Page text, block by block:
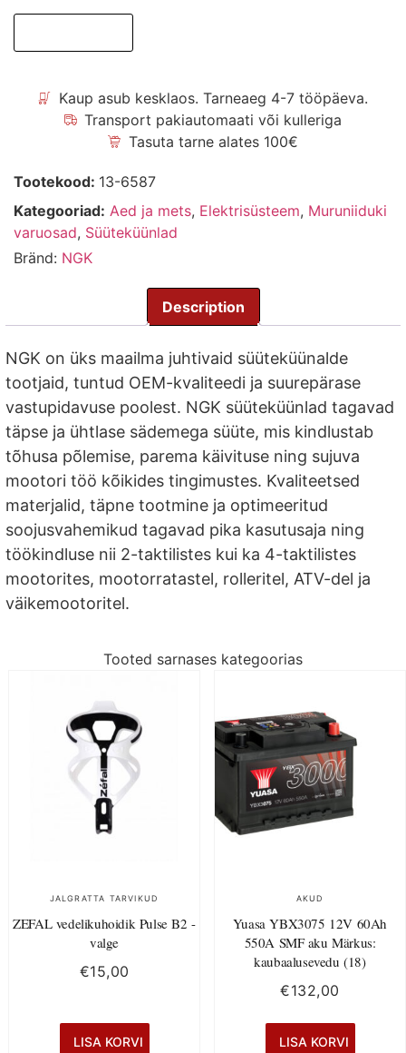
Kaup asub kesklaos. Tarneaeg 4-7 tööpäeva.
Transport pakiautomaati või kulleriga
Tasuta tarne alates 100€
Tootekood: 13-6587
Kategooriad: Aed ja mets, Elektrisüsteem, Muruniiduki
varuosad, Süüteküünlad
Bränd: NGK
Description
NGK on üks maailma juhtivaid süüteküünalde
tootjaid, tuntud OEM-kvaliteedi ja suurepärase
vastupidavuse poolest. NGK süüteküünlad tagavad
täpse ja ühtlase sädemega süüte, mis kindlustab
tõhusa põlemise, parema käivituse ning sujuva
mootori töö kõikides tingimustes. Kvaliteetsed
materjalid, täpne tootmine ja optimeeritud
soojusvahemikud tagavad pika kasutusaja ning
töökindluse nii 2-taktilistes kui ka 4-taktilistes
mootorites, mootorratastel, rolleritel, ATV-del ja
väikemootoritel.
Tooted sarnases kategoorias
JALGRATTA TARVIKUD
ZEFAL vedelikuhoidik Pulse B2 -
valge
€15,00
LISA KORVI
AKUD
Yuasa YBX3075 12V 60Ah
550A SMF aku Märkus:
kaubaalusevedu (18)
€132,00
LISA KORVI